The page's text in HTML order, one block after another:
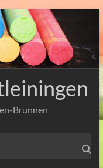
Brunnen